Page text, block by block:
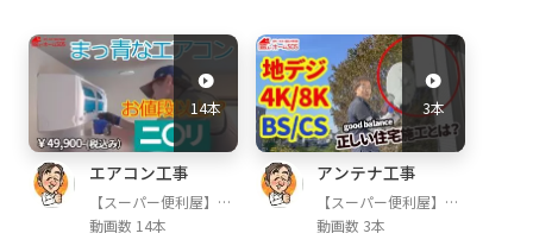
◆リフォーム再生リストhttps://tinyurl.co
m/y2hfjoad
◆水のトラブル再生リストhttps://tinyurl.co
m/y4wun434
◆電気工事再生リスト
https://tinyurl.com/y
xo4pvuz
企業情報・自己紹介
14本
エアコン工事
【スーパー便利屋】み
っく店長が行く!
動画数 14本
3本
アンテナ工事
【スーパー便利屋】み
っく店長が行く!
動画数 3本